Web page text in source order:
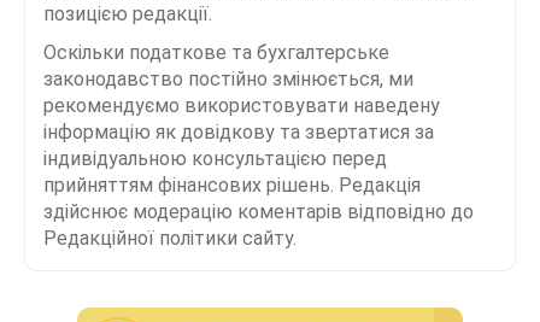
позицією редакції.
Оскільки податкове та бухгалтерське
законодавство постійно змінюється, ми
рекомендуємо використовувати наведену
інформацію як довідкову та звертатися за
індивідуальною консультацією перед
прийняттям фінансових рішень. Редакція
здійснює модерацію коментарів відповідно до
Редакційної політики сайту.